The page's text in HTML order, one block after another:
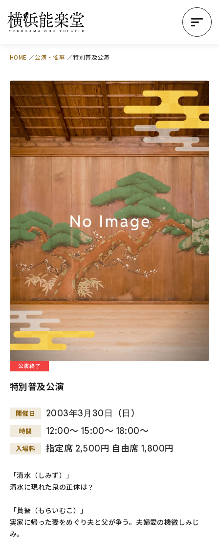
HOME 公演・催事 特別普及公演
公演終了
特別普及公演
開催日 2003年3月 30日 （日 ）
時間 12:00～ 15:00～ 18:00～
入場料 指定席 2,500円 自由席 1,800円
「清水（しみず）」
清水に現れた鬼の正体は？
「貰聟（もらいむこ）」
実家に帰った妻をめぐり夫と父が争う。夫婦愛の機微しみじ
み。